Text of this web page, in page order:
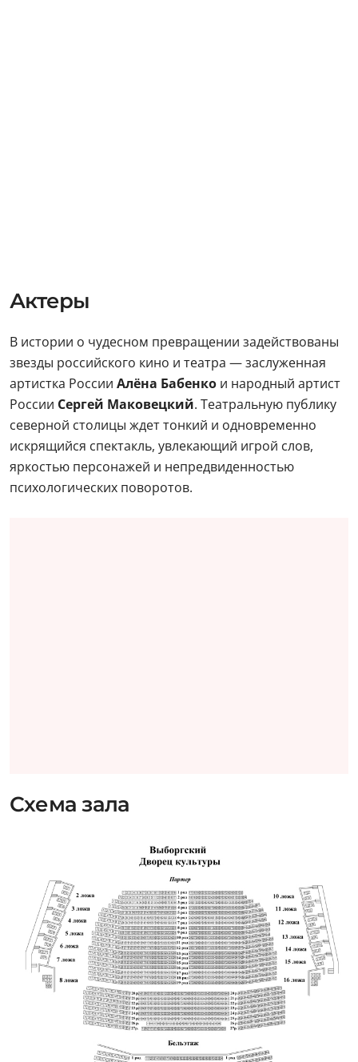
Актеры
В истории о чудесном превращении задействованы
звезды российского кино и театра — заслуженная
артистка России Алёна Бабенко и народный артист
России Сергей Маковецкий. Театральную публику
северной столицы ждет тонкий и одновременно
искрящийся спектакль, увлекающий игрой слов,
яркостью персонажей и непредвиденностью
психологических поворотов.
Схема зала